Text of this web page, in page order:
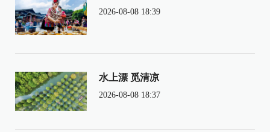
2026-08-08 18:39
水上漂 觅清凉
2026-08-08 18:37